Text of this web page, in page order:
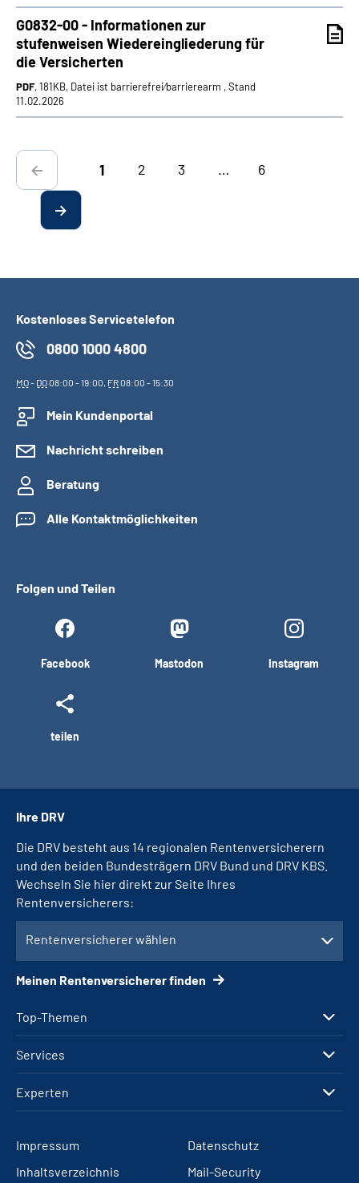
G0832-00 - Informationen zur
stufenweisen Wiedereingliederung für
die Versicherten
PDF, 181KB, Datei ist barrierefrei⁄barrierearm , Stand
11.02.2026
1 2 3 … 6
Kostenloses Servicetelefon
0800 1000 4800
MO- DO08:00 - 19:00, FR08:00 - 15:30
Mein Kundenportal
Nachricht schreiben
Beratung
Alle Kontaktmöglichkeiten
Folgen und Teilen
Facebook Mastodon Instagram
teilen
Top-Themen
Services
Experten
Ihre DRV
Die DRV besteht aus 14 regionalen Rentenversicherern
und den beiden Bundesträgern DRV Bund und DRV KBS.
Wechseln Sie hier direkt zur Seite Ihres
Rentenversicherers:
Rentenversicherer wählen
Meinen Rentenversicherer finden
Impressum
Datenschutz
Inhaltsverzeichnis
Mail-Security